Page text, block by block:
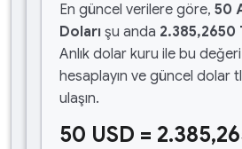
En güncel verilere göre, 50
Doları şu anda 2.385,2650
Anlık dolar kuru ile bu değeri
hesaplayın ve güncel dolar
ulaşın.
50 USD =